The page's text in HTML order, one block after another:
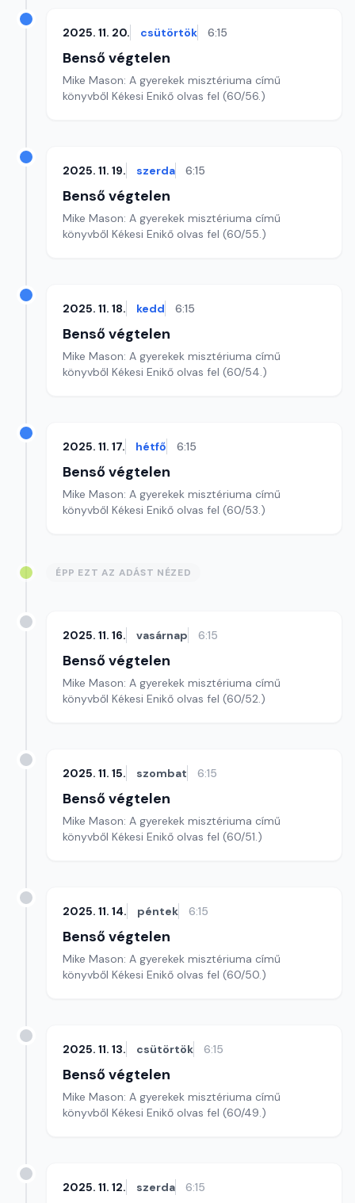
2025. 11. 20. csütörtök 6:15
Benső végtelen
Mike Mason: A gyerekek misztériuma című
könyvből Kékesi Enikő olvas fel (60/56.)
2025. 11. 19. szerda 6:15
Benső végtelen
Mike Mason: A gyerekek misztériuma című
könyvből Kékesi Enikő olvas fel (60/55.)
2025. 11. 18. kedd 6:15
Benső végtelen
Mike Mason: A gyerekek misztériuma című
könyvből Kékesi Enikő olvas fel (60/54.)
2025. 11. 17. hétfő 6:15
Benső végtelen
Mike Mason: A gyerekek misztériuma című
könyvből Kékesi Enikő olvas fel (60/53.)
ÉPP EZT AZ ADÁST NÉZED
2025. 11. 16. vasárnap 6:15
Benső végtelen
Mike Mason: A gyerekek misztériuma című
könyvből Kékesi Enikő olvas fel (60/52.)
2025. 11. 15. szombat 6:15
Benső végtelen
Mike Mason: A gyerekek misztériuma című
könyvből Kékesi Enikő olvas fel (60/51.)
2025. 11. 14. péntek 6:15
Benső végtelen
Mike Mason: A gyerekek misztériuma című
könyvből Kékesi Enikő olvas fel (60/50.)
2025. 11. 13. csütörtök 6:15
Benső végtelen
Mike Mason: A gyerekek misztériuma című
könyvből Kékesi Enikő olvas fel (60/49.)
2025. 11. 12. szerda 6:15